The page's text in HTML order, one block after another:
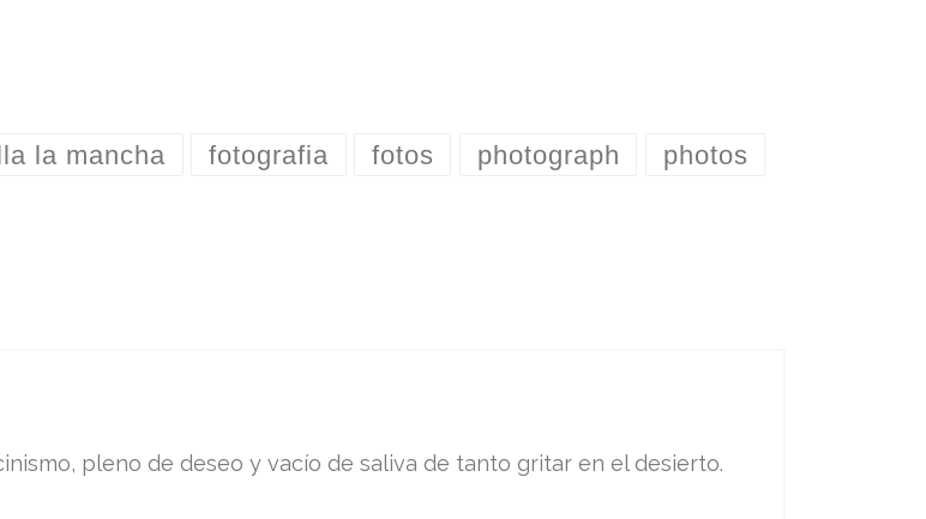
la mancha fotografia fotos photograph photos
pleno de deseo y vacío de saliva de tanto gritar en el desierto.